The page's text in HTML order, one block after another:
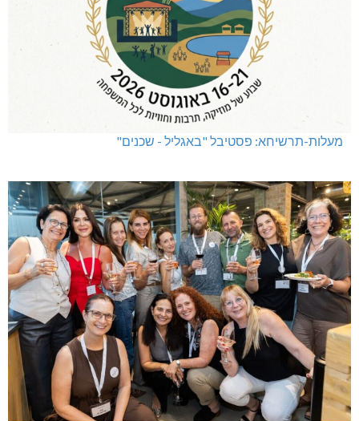
מעלות-תרשיחא: פסטיבל "באגליל - שכנים"